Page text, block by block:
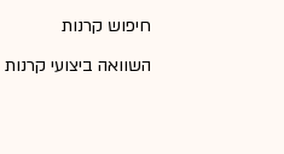
חיפוש קרנות
השוואה ביצועי קרנות